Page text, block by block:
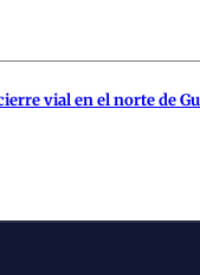
vial en el norte de